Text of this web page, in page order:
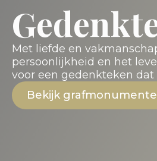
Met liefde en
persoonlijkheid en het
voor een gedenkteken
Bekijk